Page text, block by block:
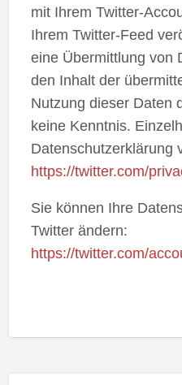
mit Ihrem Twitter-
Ihrem Twitter-Feed
eine Übermittlung von
den Inhalt der
Nutzung dieser Daten
keine Kenntnis.
Datenschutzerklärung
https://twitter.com/
Sie können Ihre
Twitter ändern:
https://twitter.com/